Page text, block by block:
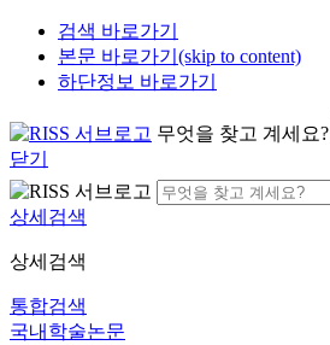
검색 바로가기
본문 바로가기(skip to content)
하단정보 바로가기
무엇을 찾고 계세요?
닫기
상세검색
상세검색
통합검색
국내학술논문